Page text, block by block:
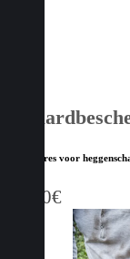
Accessoires voor
20,10€